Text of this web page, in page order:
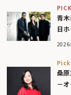
青
日
2026
桑
－